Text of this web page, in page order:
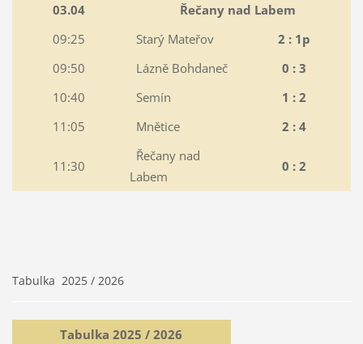
03.04
Řečany nad Labem
09:25
Starý Mateřov
2 : 1p
09:50
Lázně Bohdaneč
0 : 3
10:40
Semín
1 : 2
11:05
Mnětice 2 : 4
11:30
Řečany nad
Labem
0 : 2
Tabulka 2025 / 2026
Tabulka 2025 / 2026